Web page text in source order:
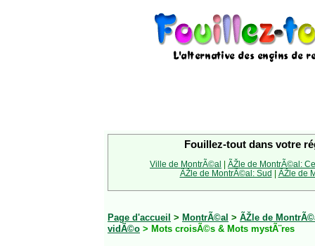
Fouillez-tout dans votre
Ville de MontrÃ©al | ÃŽle de MontrÃ©al:
ÃŽle de MontrÃ©al: Sud | ÃŽle de
Page d'accueil > MontrÃ©al > ÃŽle de
vidÃ©o > Mots croisÃ©s & Mots mystÃ¨res